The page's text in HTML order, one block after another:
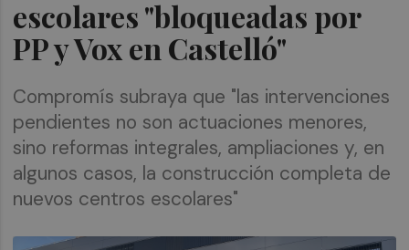
escolares "bloqueadas por
PP y Vox en Castelló"
Compromís subraya que "las intervenciones
pendientes no son actuaciones menores,
sino reformas integrales, ampliaciones y, en
algunos casos, la construcción completa de
nuevos centros escolares"